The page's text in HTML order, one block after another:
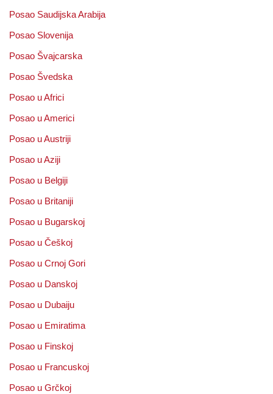
Posao Saudijska Arabija
Posao Slovenija
Posao Švajcarska
Posao Švedska
Posao u Africi
Posao u Americi
Posao u Austriji
Posao u Aziji
Posao u Belgiji
Posao u Britaniji
Posao u Bugarskoj
Posao u Češkoj
Posao u Crnoj Gori
Posao u Danskoj
Posao u Dubaiju
Posao u Emiratima
Posao u Finskoj
Posao u Francuskoj
Posao u Grčkoj